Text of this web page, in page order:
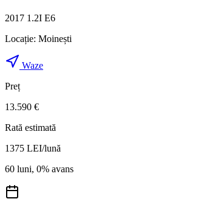
2017 1.2I E6
Locație: Moinești
Waze
Preț
13.590 €
Rată estimată
1375 LEI/lună
60 luni, 0% avans